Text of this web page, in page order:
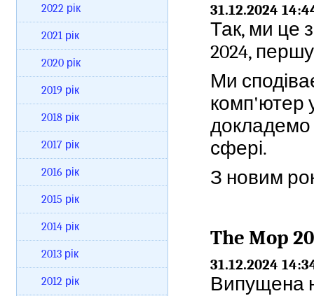
2022 рік
2021 рік
2020 рік
2019 рік
2018 рік
2017 рік
2016 рік
2015 рік
2014 рік
2013 рік
2012 рік
31.12.2024
Так, ми це
2024,
Ми
комп'ютер
докладемо
сфері.
З новим
The Mop
31.12.2024
Випущена